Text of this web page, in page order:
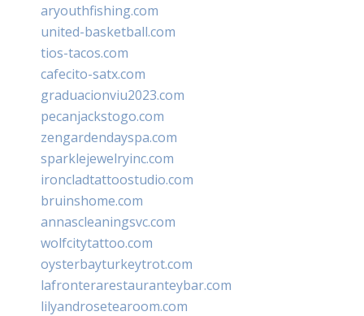
aryouthfishing.com
united-basketball.com
tios-tacos.com
cafecito-satx.com
graduacionviu2023.com
pecanjackstogo.com
zengardendayspa.com
sparklejewelryinc.com
ironcladtattoostudio.com
bruinshome.com
annascleaningsvc.com
wolfcitytattoo.com
oysterbayturkeytrot.com
lafronterarestauranteybar.com
lilyandrosetearoom.com